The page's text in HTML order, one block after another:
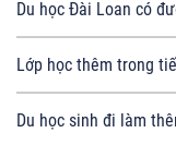
Du học Đài Loan có
Lớp học thêm trong
Du học sinh đi làm